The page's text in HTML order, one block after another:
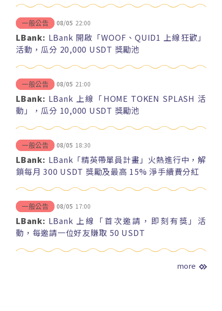
一般公告 08/05 22:00
LBank: LBank 開啟「WOOF、QUID1 上線狂歡」
活動，瓜分 20,000 USDT 獎勵池
一般公告 08/05 21:00
LBank: LBank 上線「HOME TOKEN SPLASH 活
動」，瓜分 10,000 USDT 獎勵池
一般公告 08/05 18:30
LBank: LBank「精英帶單員計畫」火熱進行中，解
鎖每月 300 USDT 獎勵及最高 15% 淨手續費分紅
一般公告 08/05 17:00
LBank: LBank 上線「首次邀請，即刻有獎」活
動，每邀請一位好友賺取 50 USDT
more